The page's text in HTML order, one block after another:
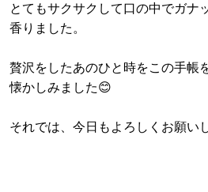
とてもサクサクして口の中でガナ
香りました。
贅沢をしたあのひと時をこの手帳
懐かしみました😊
それでは、今日もよろしくお願い